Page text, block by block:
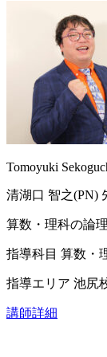
Tomoyuki
清湖口 智之(PN)
算数・理科の論
指導科目 算数・
指導エリア 池尻
講師詳細